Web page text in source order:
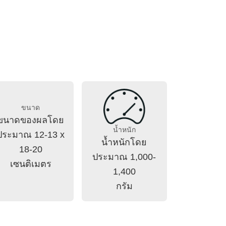
ขนาด
นาดของผลโดย
ระมาณ 12-13 x
18-20
เซนติเมตร
น้ำหนัก
น้ำหนักโดย
ประมาณ 1,000-
1,400
กรัม